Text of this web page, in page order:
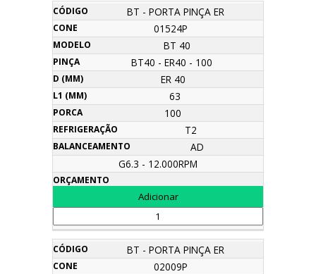
BT - PORTA PINÇA ER
01524P
BT 40
BT40 - ER40 - 100
ER 40
63
100
T2
AD
G6.3 - 12.000RPM
BT - PORTA PINÇA ER
02009P